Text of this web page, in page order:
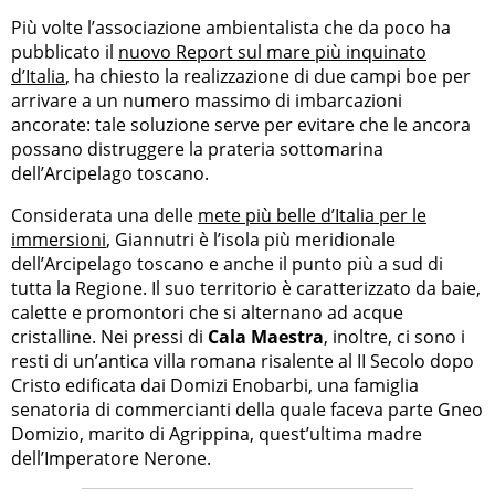
Più volte l’associazione ambientalista che da poco ha
pubblicato il nuovo Report sul mare più inquinato
d’Italia, ha chiesto la realizzazione di due campi boe per
arrivare a un numero massimo di imbarcazioni
ancorate: tale soluzione serve per evitare che le ancora
possano distruggere la prateria sottomarina
dell’Arcipelago toscano.
Considerata una delle mete più belle d’Italia per le
immersioni, Giannutri è l’isola più meridionale
dell’Arcipelago toscano e anche il punto più a sud di
tutta la Regione. Il suo territorio è caratterizzato da baie,
calette e promontori che si alternano ad acque
cristalline. Nei pressi di Cala Maestra, inoltre, ci sono i
resti di un’antica villa romana risalente al II Secolo dopo
Cristo edificata dai Domizi Enobarbi, una famiglia
senatoria di commercianti della quale faceva parte Gneo
Domizio, marito di Agrippina, quest’ultima madre
dell’Imperatore Nerone.